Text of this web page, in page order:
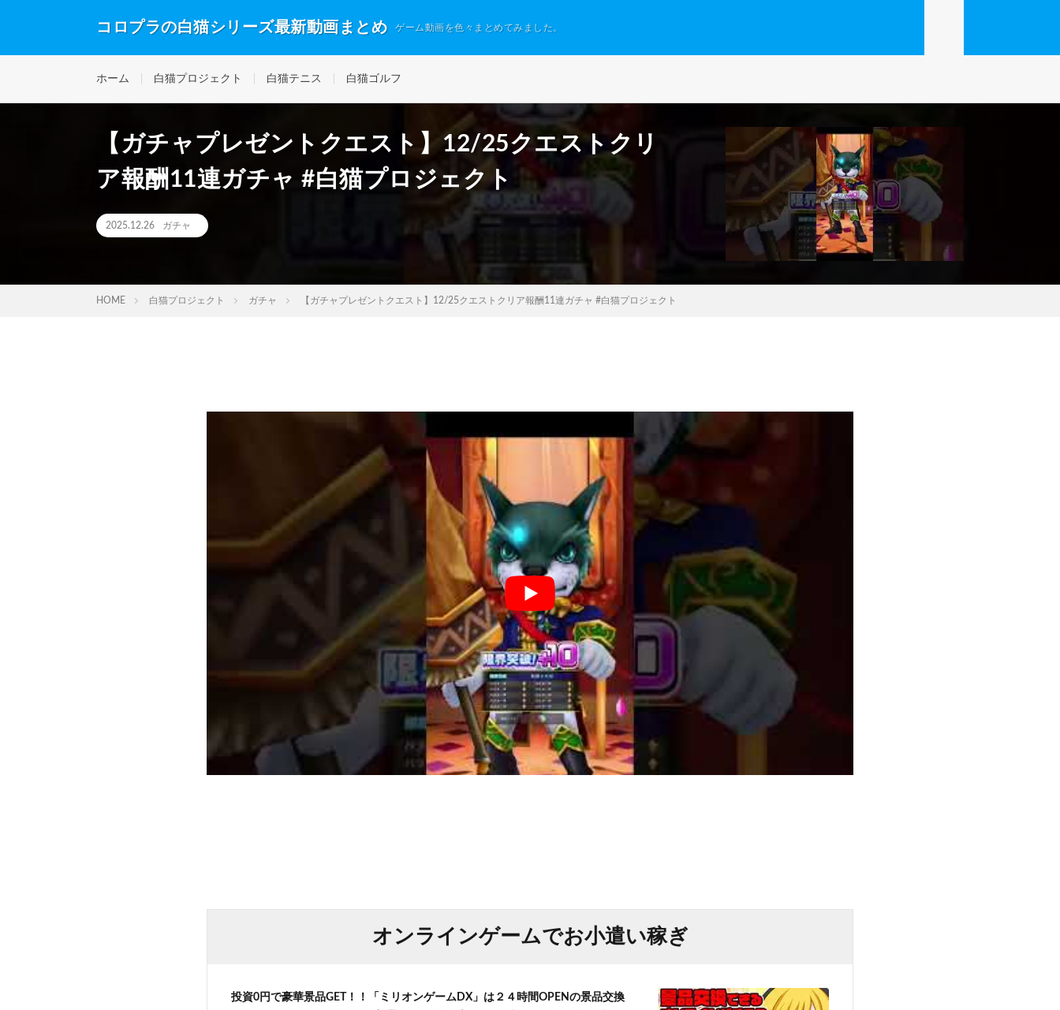
コロプラの白猫シリーズ最新動画まとめ ゲーム動画を色々まとめてみました。
ホーム 白猫プロジェクト 白猫テニス 白猫ゴルフ
【ガチャプレゼントクエスト】12/25クエストクリ
ア報酬11連ガチャ #白猫プロジェクト
2025.12.26 ガチャ
HOME 白猫プロジェクト ガチャ 【ガチャプレゼントクエスト】12/25クエストクリア報酬11連ガチャ #白猫プロジェクト
オンラインゲームでお小遣い稼ぎ
投資0円で豪華景品GET！！「ミリオンゲームDX」は２４時間OPENの景品交換